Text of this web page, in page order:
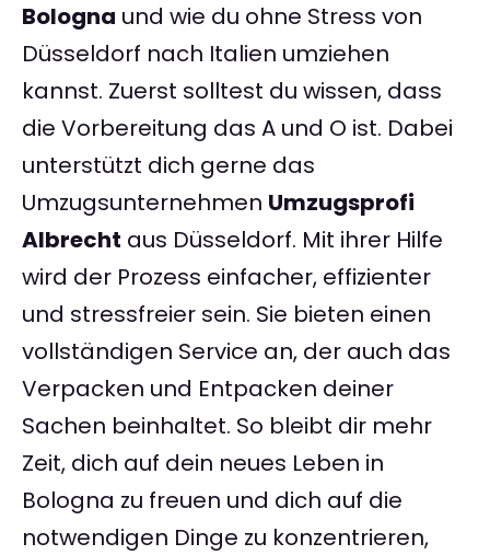
Bologna und wie du ohne Stress von
Düsseldorf nach Italien umziehen
kannst. Zuerst solltest du wissen, dass
die Vorbereitung das A und O ist. Dabei
unterstützt dich gerne das
Umzugsunternehmen Umzugsprofi
Albrecht aus Düsseldorf. Mit ihrer Hilfe
wird der Prozess einfacher, effizienter
und stressfreier sein. Sie bieten einen
vollständigen Service an, der auch das
Verpacken und Entpacken deiner
Sachen beinhaltet. So bleibt dir mehr
Zeit, dich auf dein neues Leben in
Bologna zu freuen und dich auf die
notwendigen Dinge zu konzentrieren,